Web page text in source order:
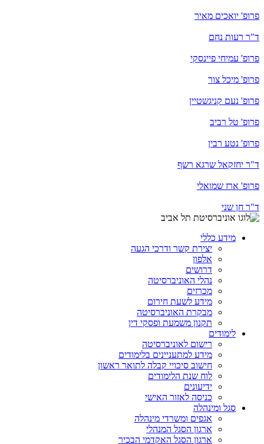
פרופ' יואכים מאיר
ד"ר רעות נחם
פרופ' עמיחי פיינסקי
פרופ' מיכל צור
פרופ' נעם קניגשטיין
פרופ' טל רביב
פרופ' נטע רבין
ד"ר יחזקאל שרגא רשף
פרופ' ארז שמואלי
ד"ר חן שני
מידע כללי
יצירת קשר ודרכי הגעה
אלפון
דרושים
נהלי האוניברסיטה
מכרזים
מידע לשעת חירום
מבקרת האוניברסיטה
תקנון משמעת ופסקי דין
לימודים
רישום לאוניברסיטה
מידע למתעניינים בלימודים
חישוב סיכויי קבלה לתואר ראשון
לוח שנת הלימודים
ידיעונים
כניסה לאזור האישי
סגל ומינהלה
אגפים ומשרדי מינהלה
ארגון הסגל המנהלי
ארגון הסגל האקדמי הבכיר